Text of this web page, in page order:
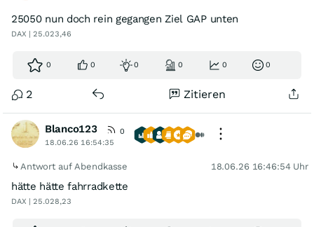
25050 nun doch rein gegangen Ziel GAP unten
DAX | 25.023,46
0 0 0 0 0 0
2 Zitieren
Blanco123
0
18.06.26 16:54:35
Antwort auf Abendkasse 18.06.26 16:46:54 Uhr
hätte hätte fahrradkette
DAX | 25.028,23